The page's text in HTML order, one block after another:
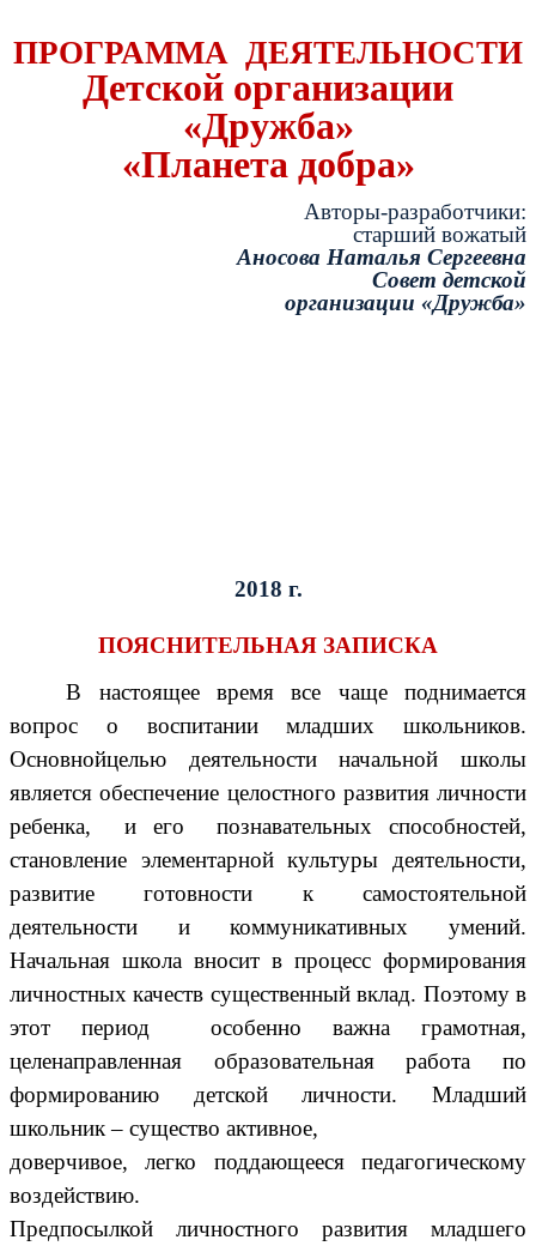
ПРОГРАММА ДЕЯТЕЛЬНОСТИ
Детской организации
«Дружба»
«Планета добра»
Авторы-разработчики:
старший вожатый
Аносова Наталья Сергеевна
Совет детской
организации «Дружба»
2018 г.
ПОЯСНИТЕЛЬНАЯ ЗАПИСКА
В настоящее время все чаще поднимается
вопрос о воспитании младших школьников.
Основнойцелью деятельности начальной школы
является обеспечение целостного развития личности
ребенка, и его познавательных способностей,
становление элементарной культуры деятельности,
развитие готовности к самостоятельной
деятельности и коммуникативных умений.
Начальная школа вносит в процесс формирования
личностных качеств существенный вклад. Поэтому в
этот период особенно важна грамотная,
целенаправленная образовательная работа по
формированию детской личности. Младший
школьник – существо активное,
доверчивое, легко поддающееся педагогическому
воздействию.
Предпосылкой личностного развития младшего